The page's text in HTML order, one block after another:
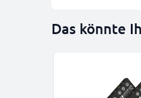
Das könnte